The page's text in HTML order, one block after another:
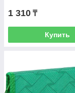
1 310 ₸
Купить